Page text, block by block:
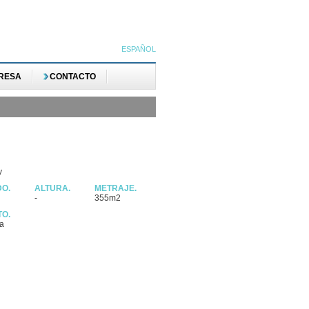
ESPAÑOL
CONTACTO
ALTURA.
METRAJE.
-
355m2